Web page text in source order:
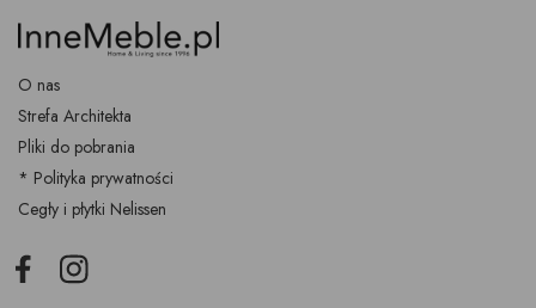
O nas
Strefa Architekta
Pliki do pobrania
* Polityka prywatności
Cegły i płytki Nelissen
FacebookInstagram